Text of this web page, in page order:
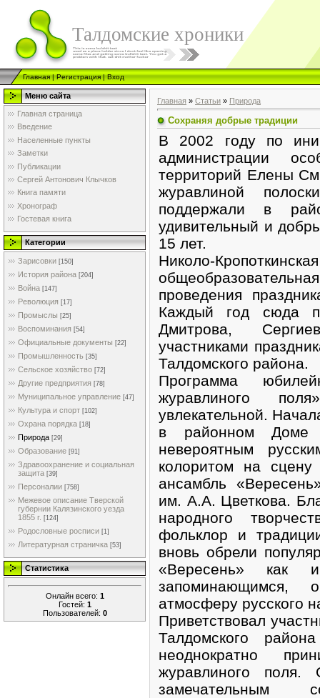
Талдомские хроники
Главная|Регистрация|Вход
Меню сайта
Главная страница
Введение
Населенные пункты
Заметки
Публикации
Сергей Антонович Клычков
Книга памяти
Хронограф
Гостевая книга
Категории
Зарисовки [150]
История района [204]
Война [147]
Революция [17]
Промыслы [25]
Воспоминания [54]
Официальные документы [22]
Промышленность [35]
Сельское хозяйство [72]
Другие предприятия [78]
Муниципальное управление [47]
Культура и спорт [102]
Охрана порядка [18]
Природа [29]
Образование [91]
Здравоохранение и социальная
защита [39]
Персоналии [758]
Межевое описание Тверской
губернии Калязинского уезда
1855 г. [124]
Родословные росписи [1]
Литературная страничка [53]
Статистика
Онлайн всего: 1
Гостей: 1
Пользователей: 0
Главная » Статьи » Природа
Сохраняя добрые традиции
В 2002 году по
администрации
территорий Елены
журавлиной
поддержали в
удивительный и
15 лет.
Николо-
проведения
Каждый год сюда
Дмитрова,
участниками
Талдомского района.
Программа
журавлиного
увлекательной.
в районном Доме
невероятным
колоритом на
ансамбль
им. А.А. Цветкова.
народного
фольклор и
вновь обрели
«Вересень»
запоминающимся,
атмосферу русского
Приветствовал
Талдомского
неоднократно
журавлиного